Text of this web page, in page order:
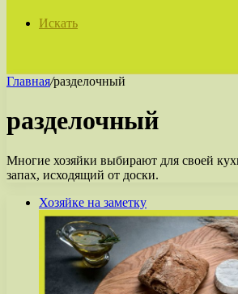
Искать
Главная/разделочный
разделочный
Многие хозяйки выбирают для своей
запах, исходящий от доски.
Хозяйке на заметку